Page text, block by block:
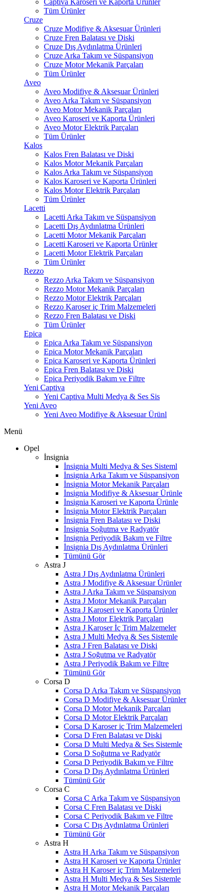
Captiva Karoseri ve Kaporta Ürünler
Tüm Ürünler
Cruze
Cruze Modifiye & Aksesuar Ürünleri
Cruze Fren Balatası ve Diski
Cruze Dış Aydınlatma Ürünleri
Cruze Arka Takım ve Süspansiyon
Cruze Motor Mekanik Parçaları
Tüm Ürünler
Aveo
Aveo Modifiye & Aksesuar Ürünleri
Aveo Arka Takım ve Süspansiyon
Aveo Motor Mekanik Parçaları
Aveo Karoseri ve Kaporta Ürünleri
Aveo Motor Elektrik Parçaları
Tüm Ürünler
Kalos
Kalos Fren Balatası ve Diski
Kalos Motor Mekanik Parçaları
Kalos Arka Takım ve Süspansiyon
Kalos Karoseri ve Kaporta Ürünleri
Kalos Motor Elektrik Parçaları
Tüm Ürünler
Lacetti
Lacetti Arka Takım ve Süspansiyon
Lacetti Dış Aydınlatma Ürünleri
Lacetti Motor Mekanik Parçaları
Lacetti Karoseri ve Kaporta Ürünler
Lacetti Motor Elektrik Parçaları
Tüm Ürünler
Rezzo
Rezzo Arka Takım ve Süspansiyon
Rezzo Motor Mekanik Parçaları
Rezzo Motor Elektrik Parçaları
Rezzo Karoser iç Trim Malzemeleri
Rezzo Fren Balatası ve Diski
Tüm Ürünler
Epica
Epica Arka Takım ve Süspansiyon
Epica Motor Mekanik Parçaları
Epica Karoseri ve Kaporta Ürünleri
Epica Fren Balatası ve Diski
Epica Periyodik Bakım ve Filtre
Yeni Captiva
Yeni Captiva Multi Medya & Ses Sis
Yeni Aveo
Yeni Aveo Modifiye & Aksesuar Ürünl
Menü
Opel
İnsignia
İnsignia Multi Medya & Ses Sisteml
İnsignia Arka Takım ve Süspansiyon
İnsignia Motor Mekanik Parçaları
İnsignia Modifiye & Aksesuar Ürünle
İnsignia Karoseri ve Kaporta Ürünle
İnsignia Motor Elektrik Parçaları
İnsignia Fren Balatası ve Diski
İnsignia Soğutma ve Radyatör
İnsignia Periyodik Bakım ve Filtre
İnsignia Dış Aydınlatma Ürünleri
Tümünü Gör
Astra J
Astra J Dış Aydınlatma Ürünleri
Astra J Modifiye & Aksesuar Ürünler
Astra J Arka Takım ve Süspansiyon
Astra J Motor Mekanik Parçaları
Astra J Karoseri ve Kaporta Ürünler
Astra J Motor Elektrik Parçaları
Astra J Karoser İç Trim Malzemeler
Astra J Multi Medya & Ses Sistemle
Astra J Fren Balatası ve Diski
Astra J Soğutma ve Radyatör
Astra J Periyodik Bakım ve Filtre
Tümünü Gör
Corsa D
Corsa D Arka Takım ve Süspansiyon
Corsa D Modifiye & Aksesuar Ürünler
Corsa D Motor Mekanik Parçaları
Corsa D Motor Elektrik Parçaları
Corsa D Karoser iç Trim Malzemeleri
Corsa D Fren Balatası ve Diski
Corsa D Multi Medya & Ses Sistemle
Corsa D Soğutma ve Radyatör
Corsa D Periyodik Bakım ve Filtre
Corsa D Dış Aydınlatma Ürünleri
Tümünü Gör
Corsa C
Corsa C Arka Takım ve Süspansiyon
Corsa C Fren Balatası ve Diski
Corsa C Periyodik Bakım ve Filtre
Corsa C Dış Aydınlatma Ürünleri
Tümünü Gör
Astra H
Astra H Arka Takım ve Süspansiyon
Astra H Karoseri ve Kaporta Ürünler
Astra H Karoser iç Trim Malzemeleri
Astra H Multi Medya & Ses Sistemle
Astra H Motor Mekanik Parçaları